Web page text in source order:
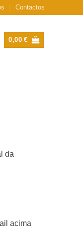
Contactos
0,00€
da
acima